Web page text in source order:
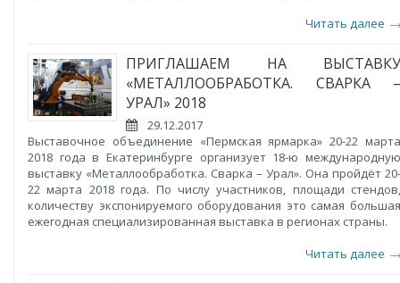
Читать далее
ПРИГЛАШАЕМ НА ВЫСТАВКУ
«МЕТАЛЛООБРАБОТКА. СВАРКА –
УРАЛ» 2018
29.12.2017
Выставочное объединение «Пермская ярмарка» 20-22 марта
2018 года в Екатеринбурге организует 18-ю международную
выставку «Металлообработка. Сварка – Урал». Она пройдёт 20-
22 марта 2018 года. По числу участников, площади стендов,
количеству экспонируемого оборудования это самая большая
ежегодная специализированная выставка в регионах страны.
Читать далее